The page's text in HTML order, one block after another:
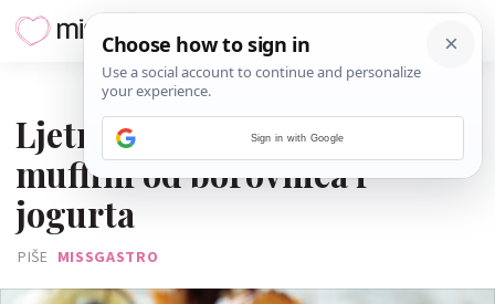
Ljetno i fino: Jednostavni
muffini od borovnica i
jogurta
PIŠE MISSGASTRO
Sign in with Google